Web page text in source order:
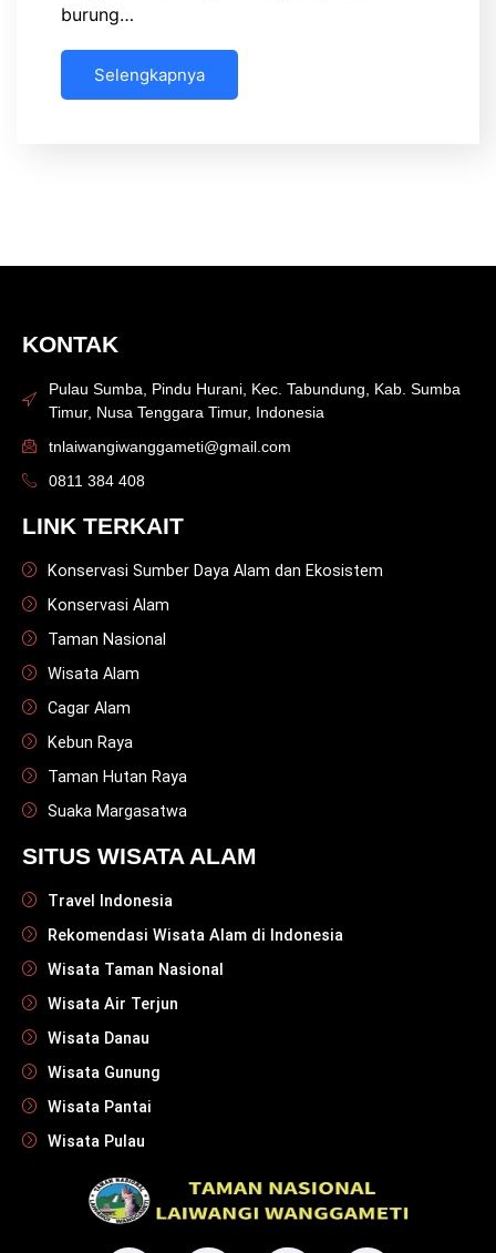
burung…
Selengkapnya
KONTAK
Pulau Sumba, Pindu Hurani, Kec. Tabundung, Kab. Sumba
Timur, Nusa Tenggara Timur, Indonesia
tnlaiwangiwanggameti@gmail.com
0811 384 408
LINK TERKAIT
Konservasi Sumber Daya Alam dan Ekosistem
Konservasi Alam
Taman Nasional
Wisata Alam
Cagar Alam
Kebun Raya
Taman Hutan Raya
Suaka Margasatwa
SITUS WISATA ALAM
Travel Indonesia
Rekomendasi Wisata Alam di Indonesia
Wisata Taman Nasional
Wisata Air Terjun
Wisata Danau
Wisata Gunung
Wisata Pantai
Wisata Pulau